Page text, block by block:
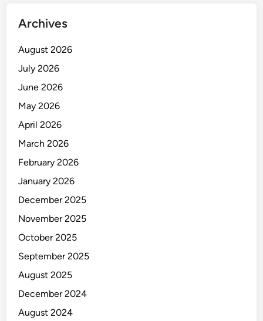
Archives
August 2026
July 2026
June 2026
May 2026
April 2026
March 2026
February 2026
January 2026
December 2025
November 2025
October 2025
September 2025
August 2025
December 2024
August 2024